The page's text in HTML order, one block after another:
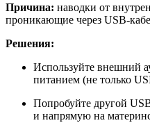
Причина: наводки от
проникающие через
Решения:
Используйте внешний
питанием (не только
Попробуйте другой
и напрямую на